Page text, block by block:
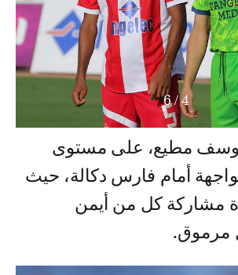
4
/
6
يوسف مطيع، على مستوى
أمام فارس دكالة، حيث
مشاركة كل من أيمن
مرموق.